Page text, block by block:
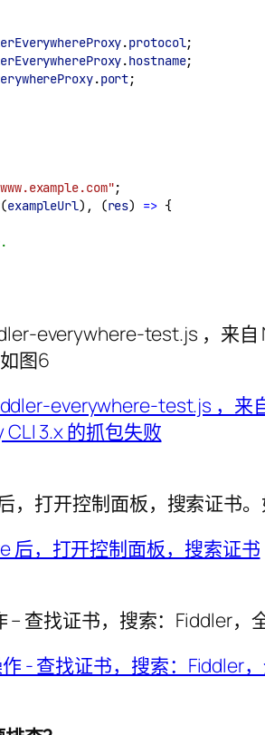
.protocol;
.hostname;
.port;
;
(exampleUrl), (res) => {
everywhere-test.js ，来自
图6
，打开控制面板，搜索证书
– 查找证书，搜索：Fiddler，